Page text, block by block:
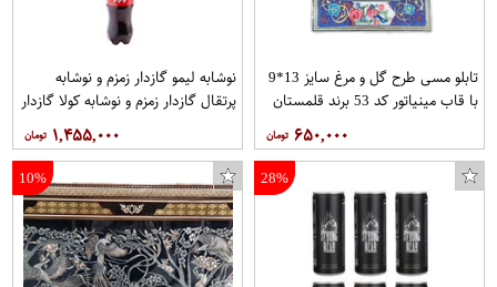
تابلو مسی طرح گل و مرغ سایز 13*9
با قاب مینیاتور کد 53 برند قلمستان
۶۵۰,۰۰۰
نوشابه لیمو گازدار زمزم و نوشابه
پرتقال گازدار زمزم و نوشابه کولا گازدار
زمزم - 1.5 لیتر 3شل 6 عددی.جمعا
18عدد
۱,۴۵۵,۰۰۰
28%
10%